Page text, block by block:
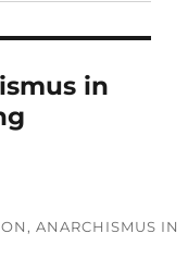
in
ANARCHISMUS IN